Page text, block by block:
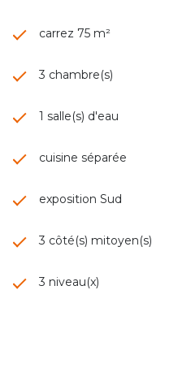
carrez 75 m²
3 chambre(s)
1 salle(s) d'eau
cuisine séparée
exposition Sud
3 côté(s) mitoyen(s)
3 niveau(x)